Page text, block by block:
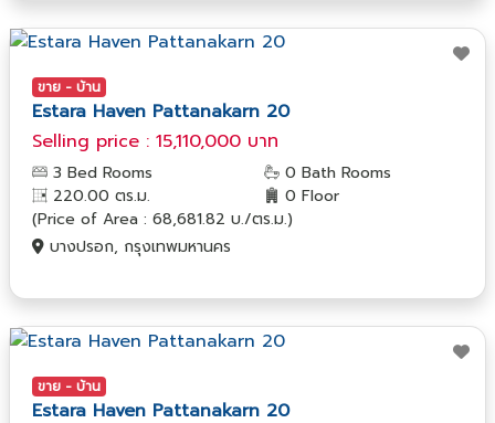
ขาย - บ้าน
Estara Haven Pattanakarn 20
Selling price : 15,110,000 บาท
3 Bed Rooms
0 Bath Rooms
220.00 ตร.ม.
0 Floor
(Price of Area : 68,681.82 บ./ตร.ม.)
บางปรอก, กรุงเทพมหานคร
ขาย - บ้าน
Estara Haven Pattanakarn 20